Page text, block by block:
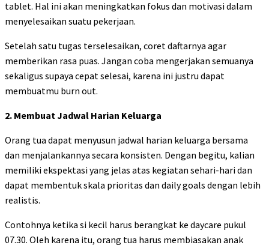
tablet. Hal ini akan meningkatkan fokus dan motivasi dalam
menyelesaikan suatu pekerjaan.
Setelah satu tugas terselesaikan, coret daftarnya agar
memberikan rasa puas. Jangan coba mengerjakan semuanya
sekaligus supaya cepat selesai, karena ini justru dapat
membuatmu burn out.
2. Membuat Jadwal Harian Keluarga
Orang tua dapat menyusun jadwal harian keluarga bersama
dan menjalankannya secara konsisten. Dengan begitu, kalian
memiliki ekspektasi yang jelas atas kegiatan sehari-hari dan
dapat membentuk skala prioritas dan daily goals dengan lebih
realistis.
Contohnya ketika si kecil harus berangkat ke daycare pukul
07.30. Oleh karena itu, orang tua harus membiasakan anak